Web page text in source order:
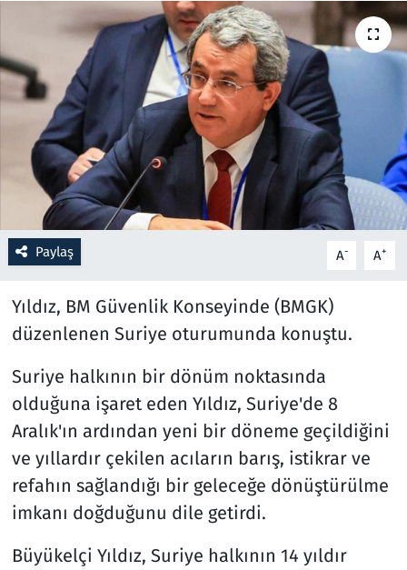
Paylaş A- A+
Yıldız, BM Güvenlik Konseyinde (BMGK)
düzenlenen Suriye oturumunda konuştu.
Suriye halkının bir dönüm noktasında
olduğuna işaret eden Yıldız, Suriye'de 8
Aralık'ın ardından yeni bir döneme geçildiğini
ve yıllardır çekilen acıların barış, istikrar ve
refahın sağlandığı bir geleceğe dönüştürülme
imkanı doğduğunu dile getirdi.
Büyükelçi Yıldız, Suriye halkının 14 yıldır
Rüya Tabirleri
Sağlık
Savunma Sanayi
Seçim 2023
Spor
Teknoloji ve Bilim
Televizyon